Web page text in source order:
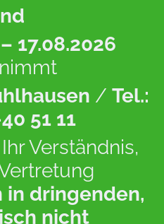
17.08.2026
/ Tel.:
51 11
Verständnis,
in dringenden,
nicht